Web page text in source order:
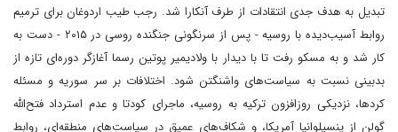
تبدیل به هدف جدی انتقادات از طرف آنکارا شد. رجب طیب اردوغان برای ترمیم
روابط آسیب‌دیده با روسیه - پس از سرنگونی جنگنده روسی در ۲۰۱۵ - دست به
کار شد و به مسکو رفت تا با دیدار با ولادیمیر پوتین رسما آغازگر دوره‌ای تازه از
بدبینی نسبت به سیاست‌های واشنگتن شود. اختلافات بر سر سوریه و مسئله
کردها، نزدیکی روزافزون ترکیه به روسیه، ماجرای کودتا و عدم استرداد فتح‌الله
گولن از پنسیلوانیا آمریکا، و شکاف‌های عمیق در سیاست‌های منطقه‌ای، روابط